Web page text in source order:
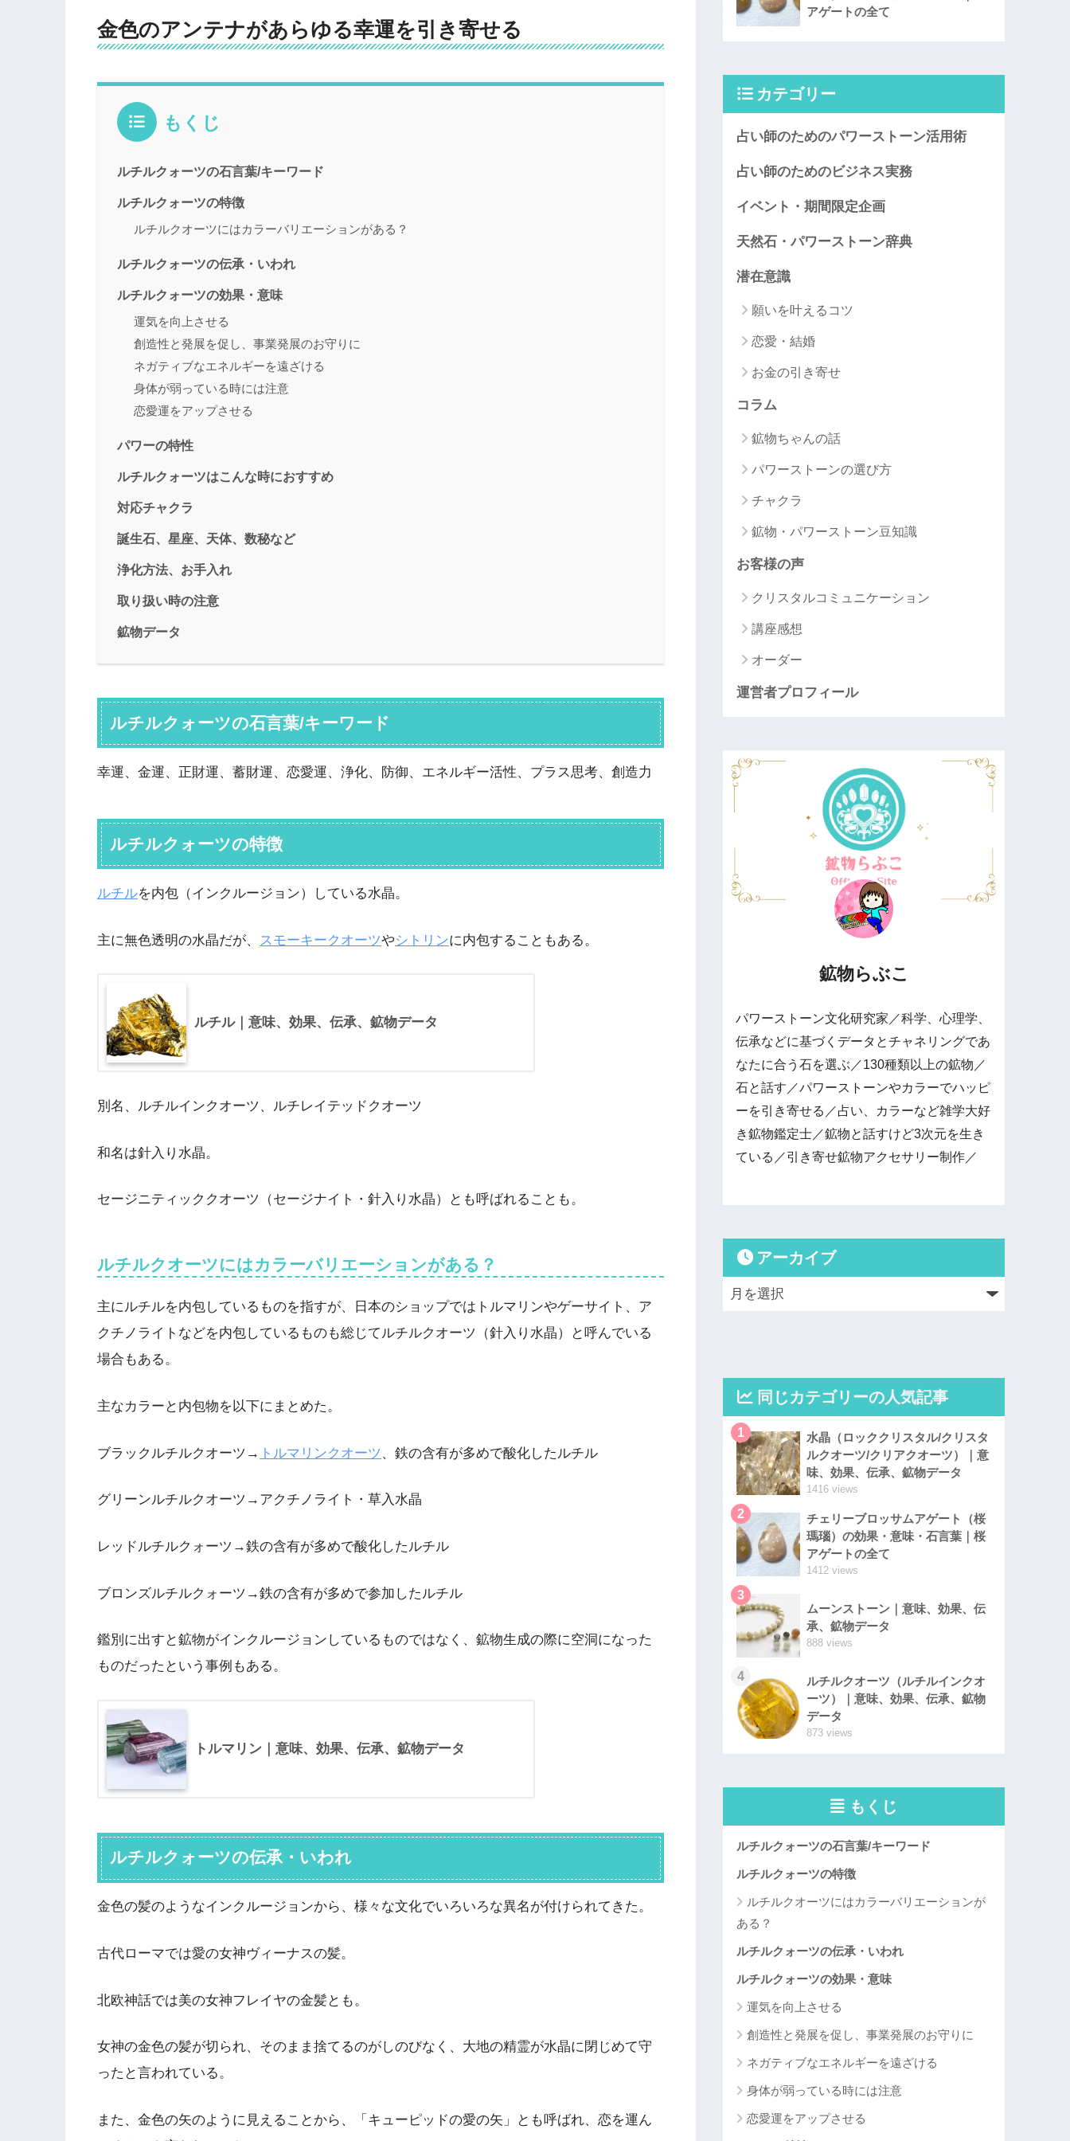
金色のアンテナがあらゆる幸運を引き寄せる
もくじ
ルチルクォーツの石言葉/キーワード
ルチルクォーツの特徴
ルチルクオーツにはカラーバリエーションがある？
ルチルクォーツの伝承・いわれ
ルチルクォーツの効果・意味
運気を向上させる
創造性と発展を促し、事業発展のお守りに
ネガティブなエネルギーを遠ざける
身体が弱っている時には注意
恋愛運をアップさせる
パワーの特性
ルチルクォーツはこんな時におすすめ
対応チャクラ
誕生石、星座、天体、数秘など
浄化方法、お手入れ
取り扱い時の注意
鉱物データ
ルチルクォーツの石言葉/キーワード
幸運、金運、正財運、蓄財運、恋愛運、浄化、防御、エネルギー活性、プラス思考、創造力
ルチルクォーツの特徴
ルチルを内包（インクルージョン）している水晶。
主に無色透明の水晶だが、 スモーキークオーツやシトリンに内包することもある。
ルチル｜意味、効果、伝承、鉱物データ
別名、ルチルインクオーツ、ルチレイテッドクオーツ
和名は針入り水晶。
セージニティッククオーツ（セージナイト・針入り水晶）とも呼ばれることも。
ルチルクオーツにはカラーバリエーションがある？
主にルチルを内包しているものを指すが、日本のショップではトルマリンやゲーサイト、ア
クチノライトなどを内包しているものも総じてルチルクオーツ（針入り水晶）と呼んでいる
場合もある。
主なカラーと内包物を以下にまとめた。
ブラックルチルクオーツ→ トルマリンクオーツ 、鉄の含有が多めで酸化したルチル
グリーンルチルクオーツ→アクチノライト・草入水晶
レッドルチルクォーツ→鉄の含有が多めで酸化したルチル
ブロンズルチルクォーツ→鉄の含有が多めで参加したルチル
鑑別に出すと鉱物がインクルージョンしているものではなく、鉱物生成の際に空洞になった
ものだったという事例もある。
トルマリン｜意味、効果、伝承、鉱物データ
ルチルクォーツの伝承・いわれ
金色の髪のようなインクルージョンから、様々な文化でいろいろな異名が付けられてきた。
古代ローマでは愛の女神ヴィーナスの髪。
北欧神話では美の女神フレイヤの金髪とも。
女神の金色の髪が切られ、そのまま捨てるのがしのびなく、大地の精霊が水晶に閉じめて守
ったと言われている。
また、金色の矢のように見えることから、「キューピッドの愛の矢」とも呼ばれ、恋を運ん
アゲートの全て
カテゴリー
占い師のためのパワーストーン活用術
占い師のためのビジネス実務
イベント・期間限定企画
天然石・パワーストーン辞典
潜在意識
願いを叶えるコツ
恋愛・結婚
お金の引き寄せ
コラム
鉱物ちゃんの話
パワーストーンの選び方
チャクラ
鉱物・パワーストーン豆知識
お客様の声
クリスタルコミュニケーション
講座感想
オーダー
運営者プロフィール
鉱物らぶこ
パワーストーン文化研究家／科学、心理学、
伝承などに基づくデータとチャネリングであ
なたに合う石を選ぶ／130種類以上の鉱物／
石と話す／パワーストーンやカラーでハッピ
ーを引き寄せる／占い、カラーなど雑学大好
き鉱物鑑定士／鉱物と話すけど3次元を生き
ている／引き寄せ鉱物アクセサリー制作／
アーカイブ
同じカテゴリーの人気記事
1
水晶（ロッククリスタル/クリスタ
ルクオーツ/クリアクオーツ）｜意
味、効果、伝承、鉱物データ
1416 views
2
チェリーブロッサムアゲート（桜
瑪瑙）の効果・意味・石言葉｜桜
アゲートの全て
1412 views
3
ムーンストーン｜意味、効果、伝
承、鉱物データ
888 views
4
ルチルクオーツ（ルチルインクオ
ーツ）｜意味、効果、伝承、鉱物
データ
873 views
もくじ
ルチルクォーツの石言葉/キーワード
ルチルクォーツの特徴
ルチルクオーツにはカラーバリエーションが
ある？
ルチルクォーツの伝承・いわれ
ルチルクォーツの効果・意味
運気を向上させる
創造性と発展を促し、事業発展のお守りに
ネガティブなエネルギーを遠ざける
身体が弱っている時には注意
恋愛運をアップさせる